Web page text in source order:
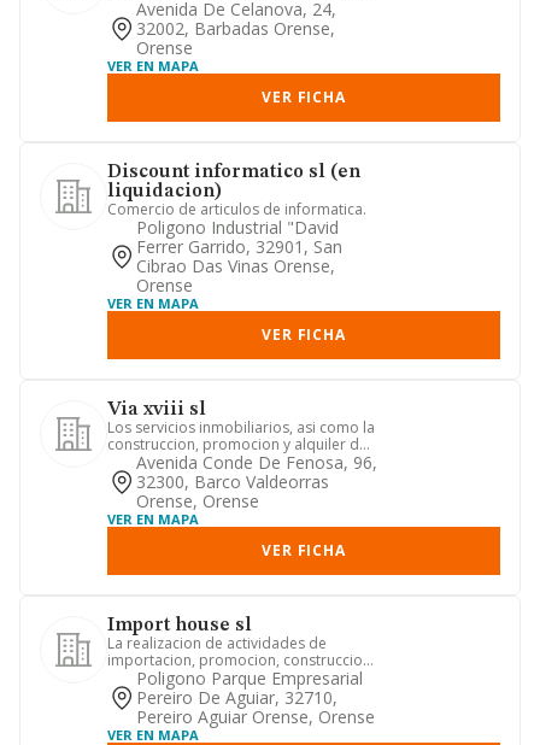
soporte con impresion pu...
Avenida De Celanova, 24,
32002, Barbadas Orense,
Orense
VER EN MAPA
VER FICHA
Discount informatico sl (en
liquidacion)
Comercio de articulos de informatica.
Poligono Industrial "david
Ferrer Garrido, 32901, San
Cibrao Das Vinas Orense,
Orense
VER EN MAPA
VER FICHA
Via xviii sl
Los servicios inmobiliarios, asi como la
construccion, promocion y alquiler de
inmuebles.
Avenida Conde De Fenosa, 96,
32300, Barco Valdeorras
Orense, Orense
VER EN MAPA
VER FICHA
Import house sl
La realizacion de actividades de
importacion, promocion, construccion
y urbanismo en cualquier camp...
Poligono Parque Empresarial
Pereiro De Aguiar, 32710,
Pereiro Aguiar Orense, Orense
VER EN MAPA